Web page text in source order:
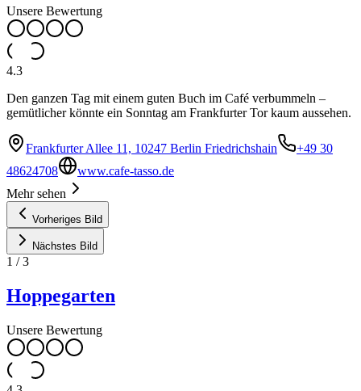
Unsere Bewertung
4.3
Den ganzen Tag mit einem guten Buch im Café verbummeln –
gemütlicher könnte ein Sonntag am Frankfurter Tor kaum aussehen.
Frankfurter Allee 11, 10247 Berlin Friedrichshain
+49 30
48624708
www.cafe-tasso.de
Mehr sehen
Vorheriges Bild
Nächstes Bild
1 /3
Hoppegarten
Unsere Bewertung